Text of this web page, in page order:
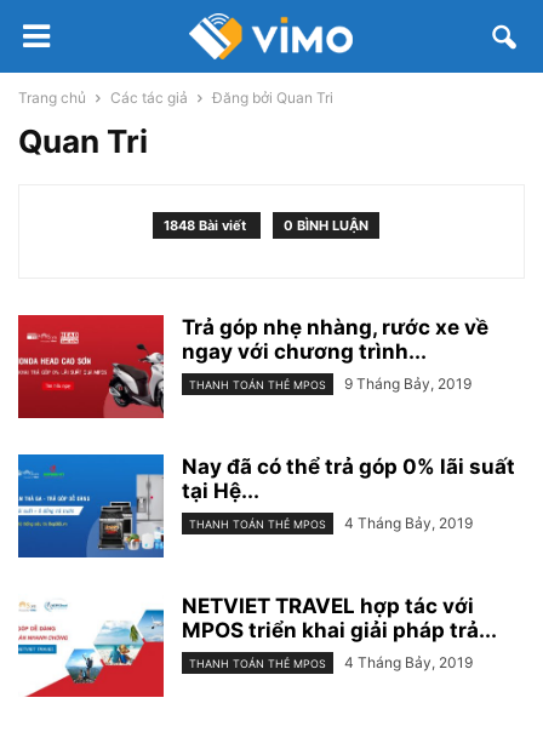
Trang chủ Các tác giả Đăng bởi Quan Tri
Quan Tri
1848 Bài viết 0 BÌNH LUẬN
Trả góp nhẹ nhàng, rước xe về
ngay với chương trình...
THANH TOÁN THẺ MPOS 9 Tháng Bảy, 2019
Nay đã có thể trả góp 0% lãi suất
tại Hệ...
THANH TOÁN THẺ MPOS 4 Tháng Bảy, 2019
NETVIET TRAVEL hợp tác với
MPOS triển khai giải pháp trả...
THANH TOÁN THẺ MPOS 4 Tháng Bảy, 2019